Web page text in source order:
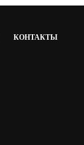
КОНТАКТЫ